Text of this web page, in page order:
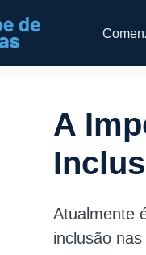
A
Atualmente
inclusão